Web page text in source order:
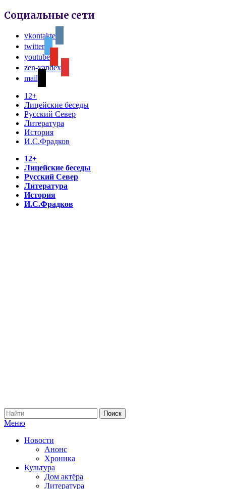
Социальные сети
vkontakte
twitter
youtube
zen-yandex
mail
12+
Лицейские беседы
Русский Север
Литература
История
И.С.Фрадков
12+
Лицейские беседы
Русский Север
Литература
История
И.С.Фрадков
Меню
Новости
Анонс
Хроника
Культура
Дом актёра
Литература